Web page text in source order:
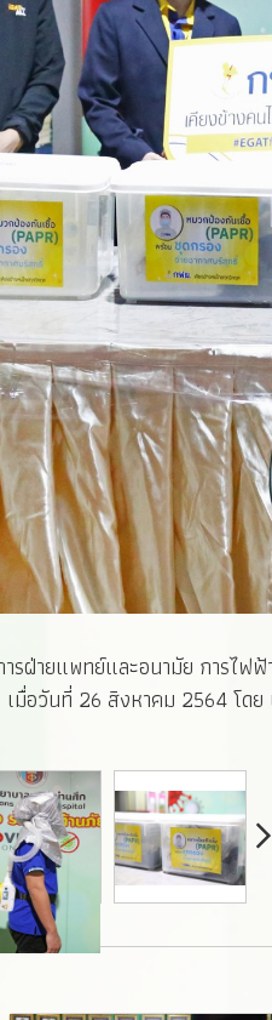
รฝ่ายแพทย์และอนามัย การไ
มื่อวันที่ 26 สิงหาคม 2564 โ